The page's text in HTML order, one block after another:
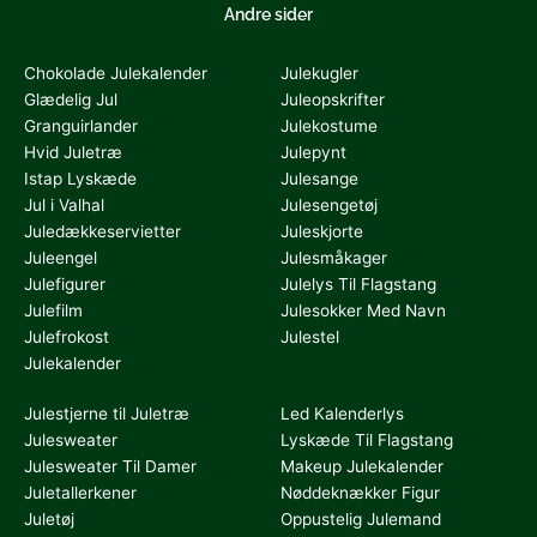
Andre sider
Chokolade Julekalender
Glædelig Jul
Granguirlander
Hvid Juletræ
Istap Lyskæde
Jul i Valhal
Juledækkeservietter
Juleengel
Julefigurer
Julefilm
Julefrokost
Julekalender
Julekugler
Juleopskrifter
Julekostume
Julepynt
Julesange
Julesengetøj
Juleskjorte
Julesmåkager
Julelys Til Flagstang
Julesokker Med Navn
Julestel
Julestjerne til Juletræ
Julesweater
Julesweater Til Damer
Juletallerkener
Juletøj
Led Kalenderlys
Lyskæde Til Flagstang
Makeup Julekalender
Nøddeknækker Figur
Oppustelig Julemand